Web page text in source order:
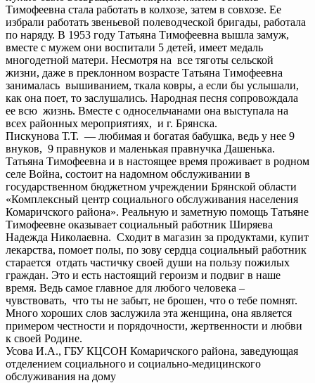
Тимофеевна стала работать в колхозе, затем в совхозе. Ее
избрали работать звеньевой полеводческой бригады, работала
по наряду. В 1953 году Татьяна Тимофеевна вышла замуж,
вместе с мужем они воспитали 5 детей, имеет медаль
многодетной матери. Несмотря на все тяготы сельской
жизни, даже в преклонном возрасте Татьяна Тимофеевна
занималась вышиванием, ткала ковры, а если бы услышали,
как она поет, то заслушались. Народная песня сопровождала
ее всю жизнь. Вместе с односельчанами она выступала на
всех районных мероприятиях, и г. Брянска.
Пискунова Т.Т. — любимая и богатая бабушка, ведь у нее 9
внуков, 9 правнуков и маленькая правнучка Дашенька.
Татьяна Тимофеевна и в настоящее время проживает в родном
селе Война, состоит на надомном обслуживании в
государственном бюджетном учреждении Брянской области
«Комплексный центр социального обслуживания населения
Комаричского района». Реальную и заметную помощь Татьяне
Тимофеевне оказывает социальный работник Ширяева
Надежда Николаевна. Сходит в магазин за продуктами, купит
лекарства, помоет полы, по зову сердца социальный работник
старается отдать частичку своей души на пользу пожилых
граждан. Это и есть настоящий героизм и подвиг в наше
время. Ведь самое главное для любого человека –
чувствовать, что ты не забыт, не брошен, что о тебе помнят.
Много хороших слов заслужила эта женщина, она является
примером честности и порядочности, жертвенности и любви
к своей Родине.
Усова И.А., ГБУ КЦСОН Комаричского района, заведующая
отделением социального и социально-медицинского
обслуживания на дому